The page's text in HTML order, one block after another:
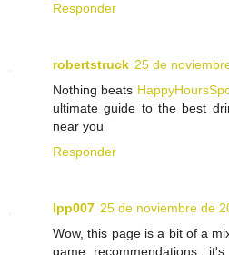
Responder
robertstruck 25 de
Nothing beats
ultimate guide to the best
near you
Responder
lpp007 25 de noviembre de
Wow, this page is a bit of a
game recommendations,